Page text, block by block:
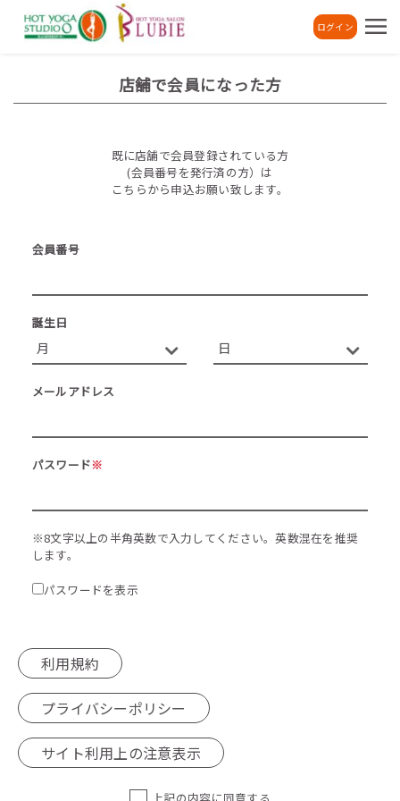
ログイン
店舗で会員になった方
既に店舗で会員登録されている方
(会員番号を発行済の方）は
こちらから申込お願い致します。
会員番号
誕生日
メールアドレス
パスワード※
※8文字以上の半角英数で入力してください。英数混在を推奨
します。
パスワードを表示
利用規約
プライバシーポリシー
サイト利用上の注意表示